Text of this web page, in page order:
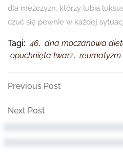
dla mężczyzn, którzy lubią
czuć się pewnie w każdej
Tagi: 46, dna moczanowa
opuchnięta twarz, reumatyzm
Nawigacja
wpisu
Previous
Previous Post
Next
Post
Next Post